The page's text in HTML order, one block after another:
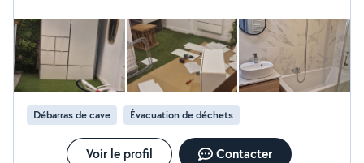
aspirateur pro karcher, autolaveuse, lave vitre karcher,
nettoyeur haute pression karcher...) Au plaisir de
collaborer avec vous
Débarras de cave Évacuation de déchets
Voir le profil Contacter